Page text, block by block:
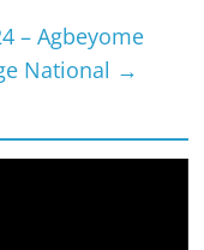
– Agbeyome
National →